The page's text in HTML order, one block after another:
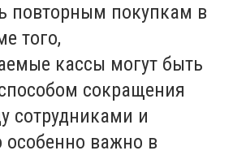
повторным покупкам в
того,
кассы могут быть
сокращения
сотрудниками и
особенно важно в